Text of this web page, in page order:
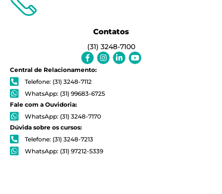
Contatos
(31) 3248-7100
Facebook-
f
Instagram
Linkedin-
in
Youtube
Central de Relacionamento:
Telefone: (31) 3248-7112
WhatsApp: (31) 99683-6725
Fale com a Ouvidoria:
WhatsApp: (31) 3248-7170
Dúvida sobre os cursos:
Telefone: (31) 3248-7213
WhatsApp: (31) 97212-5339